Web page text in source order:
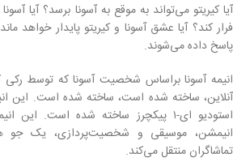
آیا کیریتو می‌تواند به موقع به آسونا برسد؟ آیا
فرار کند؟ آیا عشق آسونا و کیریتو پایدار خواهد
پاسخ داده می‌شوند.
انیمه آسونا براساس شخصیت آسونا که توسط رکی
استودیو ای-۱ پیکچرز ساخته شده است.
انیمشن، موسیقی و شخصیت‌پردازی، یک جو
تماشاگران منتقل می‌کند.